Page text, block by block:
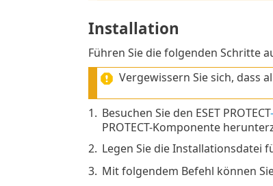
Installation
Führen Sie die folgenden Schritte
Vergewissern Sie sich, dass
1. Besuchen Sie den ESET PROTECT
PROTECT-Komponente
2. Legen Sie die Installationsdatei
3. Mit folgendem Befehl können